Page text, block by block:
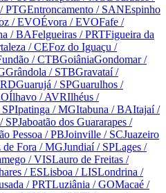
/ PTGEntroncamento / SANEspinho
/ EVOÉvora / EVOFafe /
/ BAFelgueiras / PRTFigueira da
/ CEFoz do Iguaçu /
/ CTBGoiâniaGondomar/
Grândola / STBGravataí/
Guarujá / SPGuarulhos /
Ílhavo / AVRIlhéus /
SPIpatinga / MGItabuna / BAItajaí/
/ SPJaboatão dos Guararapes /
Pessoa / PBJoinville / SCJuazeiro
de Fora / MGJundiaí/ SPLages /
/ VISLauro de Freitas /
/ ESLisboa / LISLondrina /
/ PRTLuziânia / GOMacaé /